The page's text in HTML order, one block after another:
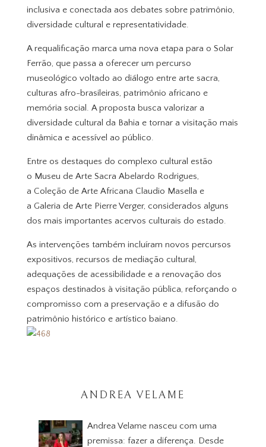
inclusiva e conectada aos debates sobre patrimônio,
diversidade cultural e representatividade.
A requalificação marca uma nova etapa para o Solar
Ferrão, que passa a oferecer um percurso
museológico voltado ao diálogo entre arte sacra,
culturas afro-brasileiras, patrimônio africano e
memória social. A proposta busca valorizar a
diversidade cultural da Bahia e tornar a visitação mais
dinâmica e acessível ao público.
Entre os destaques do complexo cultural estão
o Museu de Arte Sacra Abelardo Rodrigues,
a Coleção de Arte Africana Claudio Masella e
a Galeria de Arte Pierre Verger, considerados alguns
dos mais importantes acervos culturais do estado.
As intervenções também incluíram novos percursos
expositivos, recursos de mediação cultural,
adequações de acessibilidade e a renovação dos
espaços destinados à visitação pública, reforçando o
compromisso com a preservação e a difusão do
patrimônio histórico e artístico baiano.
ANDREA VELAME
Andrea Velame nasceu com uma
premissa: fazer a diferença. Desde